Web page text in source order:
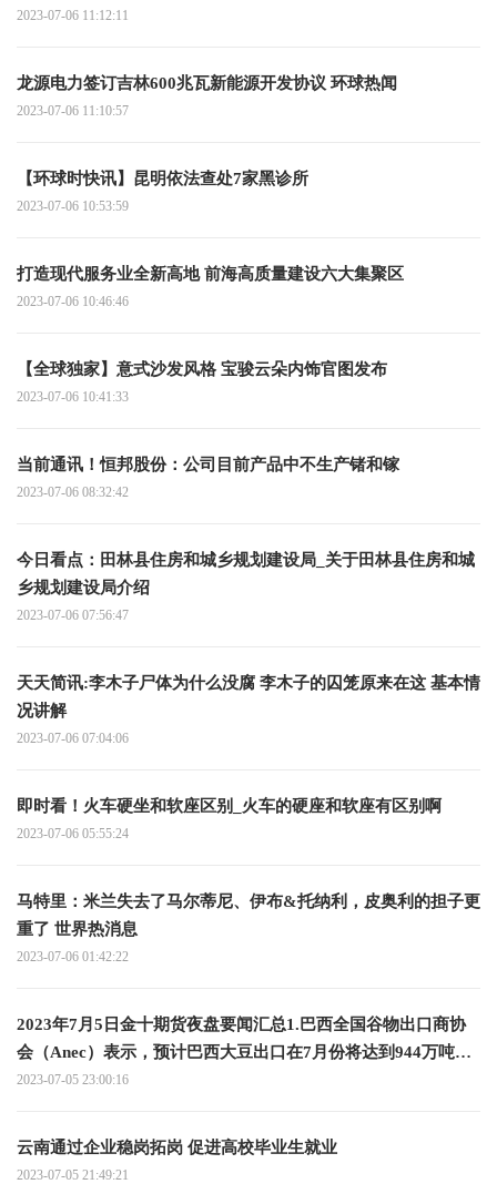
2023-07-06 11:12:11
龙源电力签订吉林600兆瓦新能源开发协议 环球热闻
2023-07-06 11:10:57
【环球时快讯】昆明依法查处7家黑诊所
2023-07-06 10:53:59
打造现代服务业全新高地 前海高质量建设六大集聚区
2023-07-06 10:46:46
【全球独家】意式沙发风格 宝骏云朵内饰官图发布
2023-07-06 10:41:33
当前通讯！恒邦股份：公司目前产品中不生产锗和镓
2023-07-06 08:32:42
今日看点：田林县住房和城乡规划建设局_关于田林县住房和城
乡规划建设局介绍
2023-07-06 07:56:47
天天简讯:李木子尸体为什么没腐 李木子的囚笼原来在这 基本情
况讲解
2023-07-06 07:04:06
即时看！火车硬坐和软座区别_火车的硬座和软座有区别啊
2023-07-06 05:55:24
马特里：米兰失去了马尔蒂尼、伊布&托纳利，皮奥利的担子更
重了 世界热消息
2023-07-06 01:42:22
2023年7月5日金十期货夜盘要闻汇总1.巴西全国谷物出口商协
会（Anec）表示，预计巴西大豆出口在7月份将达到944万吨，
而去年同期为700万吨；预计巴西玉米出口在7月份达到634万
225万吨 全球关注
2023-07-05 23:00:16
云南通过企业稳岗拓岗 促进高校毕业生就业
2023-07-05 21:49:21